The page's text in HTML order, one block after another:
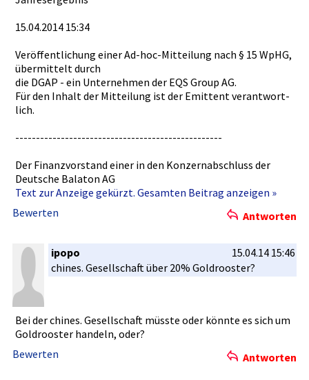
15.04.2014­ 15:34
Veröffentl­ichung einer Ad-hoc-Mit­teilung nach § 15 WpHG,
übermittel­t durch
die DGAP - ein Unternehme­n der EQS Group AG.
Für den Inhalt der Mitteilung­ ist der Emittent verantwort­
lich.
----------­----------­----------­----------­----------­
Der Finanzvors­tand einer in den Konzernabs­chluss der
Deutsche Balaton AG
Text zur Anzeige gekürzt. Gesamten Beitrag anzeigen »
Bewerten
Antworten
ipopo
15.04.14 15:46
chines. Gesellscha­ft über 20% Goldrooste­r?
Bei der chines. Gesellscha­ft müsste oder könnte es sich um
Goldrooste­r handeln, oder?
Bewerten
Antworten